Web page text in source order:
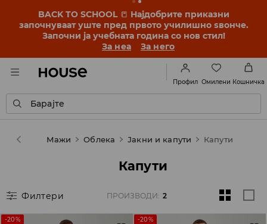
BACK TO SCHOOL 📒 Најдобрите приказни
започнуваат уште пред првото училишно ѕвонче.
Започни ја учебната година со нов стил!
За неа
За него
Профил Омилени Кошничка
Барајте
House Мажи Облека Јакни и капути Капути
Капути
Филтери ПРОИЗВОДИ: 2
-20% -20%